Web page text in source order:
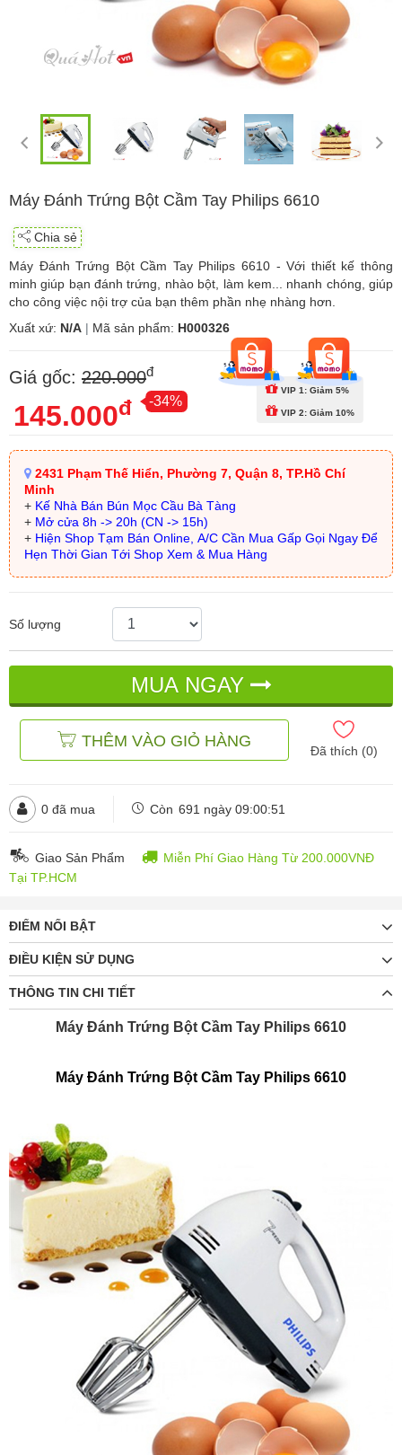
Máy Đánh Trứng Bột Cầm Tay Philips 6610
Chia sẻ
Máy Đánh Trứng Bột Cầm Tay Philips 6610 - Với thiết kế thông
minh giúp bạn đánh trứng, nhào bột, làm kem... nhanh chóng, giúp
cho công việc nội trợ của bạn thêm phần nhẹ nhàng hơn.
Xuất xứ: N/A | Mã sản phẩm: H000326
Giá gốc: 220.000đ
145.000đ -34%
VIP 1: Giảm 5%
VIP 2: Giảm 10%
2431 Phạm Thế Hiển, Phường 7, Quận 8, TP.Hồ Chí
Minh
+ Kế Nhà Bán Bún Mọc Cầu Bà Tàng
+ Mở cửa 8h -> 20h (CN -> 15h)
+ Hiện Shop Tạm Bán Online, A/C Cần Mua Gấp Gọi Ngay Để
Hẹn Thời Gian Tới Shop Xem & Mua Hàng
Số lượng
MUA NGAY
THÊM VÀO GIỎ HÀNG
Đã thích (0)
0 đã mua Còn 691 ngày 09:00:49
Giao Sản Phẩm
Miễn Phí Giao Hàng Từ 200.000VNĐ
Tại TP.HCM
ĐIỂM NỔI BẬT
ĐIỀU KIỆN SỬ DỤNG
THÔNG TIN CHI TIẾT
Máy Đánh Trứng Bột Cầm Tay Philips 6610
Máy Đánh Trứng Bột Cầm Tay Philips 6610